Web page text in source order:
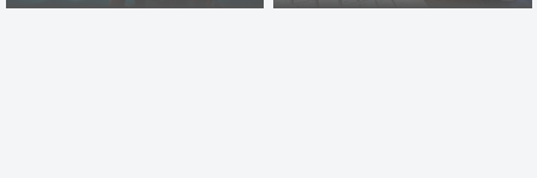
て人間観察」が楽しい。
みる。